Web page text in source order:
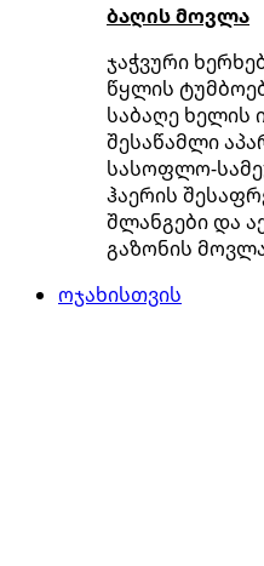
ბაღის მოვლა
ჯაჭვური
წყლის
საბაღე ხელის
შესაწამლი
სასოფლო-
ჰაერის
შლანგები და
გაზონის
ოჯახისთვის